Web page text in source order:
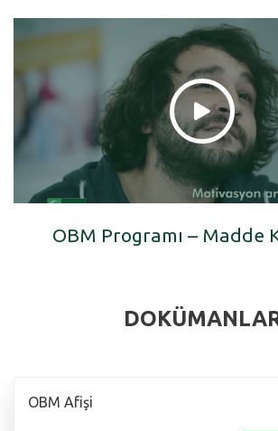
OBM Programı – Madde
OBM Afişi